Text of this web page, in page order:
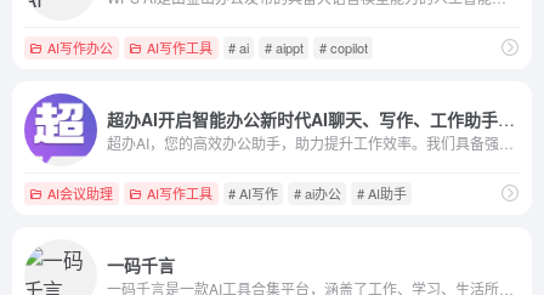
AI写作办公 AI写作工具 # ai # aippt # copilot
超办AI开启智能办公新时代AI聊天、写作、工作助手尽在掌握
AI会议助理 AI写作工具 # AI写作 # ai办公 # AI助手
一码千言